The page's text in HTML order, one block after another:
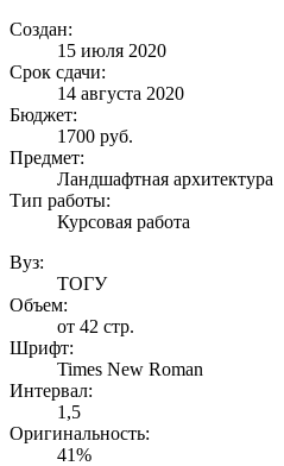
Создан:
15 июля 2020
Срок сдачи:
14 августа 2020
Бюджет:
1700 руб.
Предмет:
Ландшафтная архитектура
Тип работы:
Курсовая работа
Вуз:
ТОГУ
Объем:
от 42 стр.
Шрифт:
Times New Roman
Интервал:
1,5
Оригинальность:
41%